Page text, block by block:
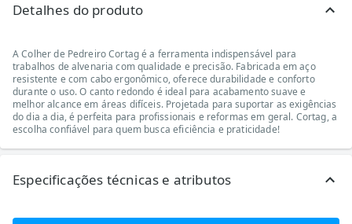
Detalhes do produto
A Colher de Pedreiro Cortag é a ferramenta indispensável para
trabalhos de alvenaria com qualidade e precisão. Fabricada em aço
resistente e com cabo ergonômico, oferece durabilidade e conforto
durante o uso. O canto redondo é ideal para acabamento suave e
melhor alcance em áreas difíceis. Projetada para suportar as exigências
do dia a dia, é perfeita para profissionais e reformas em geral. Cortag, a
escolha confiável para quem busca eficiência e praticidade!
Especificações técnicas e atributos